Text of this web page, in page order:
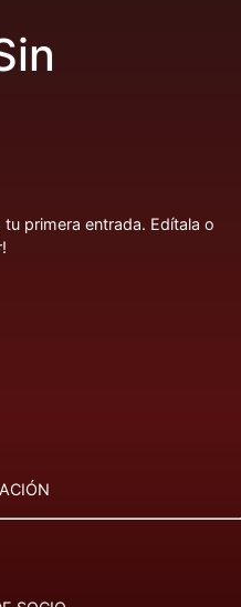
primera entrada. Edítala o